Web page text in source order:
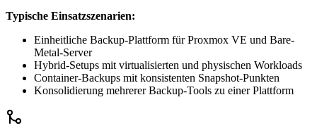
Typische Einsatzszenarien:
Einheitliche Backup-Plattform für Proxmox VE und Bare-
Metal-Server
Hybrid-Setups mit virtualisierten und physischen Workloads
Container-Backups mit konsistenten Snapshot-Punkten
Konsolidierung mehrerer Backup-Tools zu einer Plattform